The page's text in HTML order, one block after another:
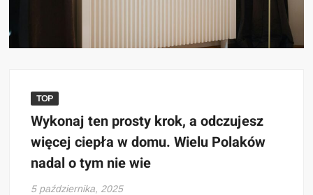
TOP
Wykonaj ten prosty krok, a odczujesz
więcej ciepła w domu. Wielu Polaków
nadal o tym nie wie
5 października, 2025